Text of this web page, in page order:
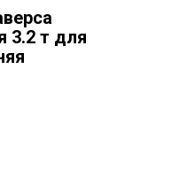
3.2 т для